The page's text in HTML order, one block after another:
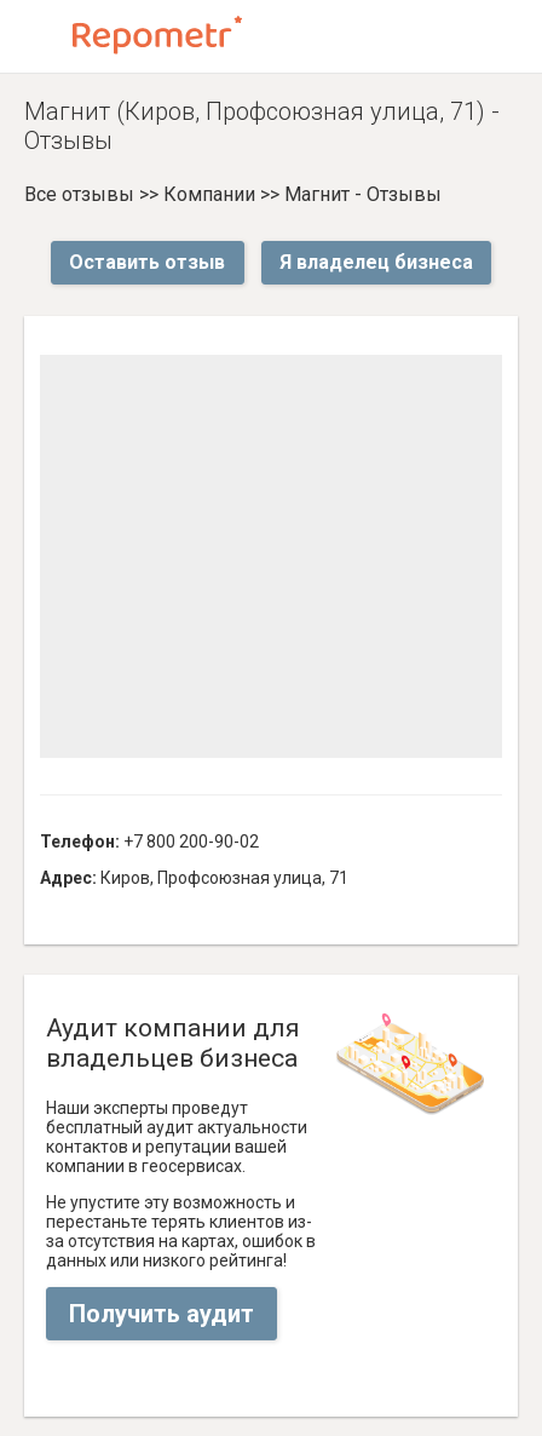
Магнит (Киров, Профсоюзная улица, 71) -
Отзывы
Все отзывы >> Компании >> Магнит - Отзывы
Оставить отзыв Я владелец бизнеса
Телефон: +7 800 200-90-02
Адрес: Киров, Профсоюзная улица, 71
Аудит компании для
владельцев бизнеса
Наши эксперты проведут
бесплатный аудит актуальности
контактов и репутации вашей
компании в геосервисах.
Не упустите эту возможность и
перестаньте терять клиентов из-
за отсутствия на картах, ошибок в
данных или низкого рейтинга!
Получить аудит